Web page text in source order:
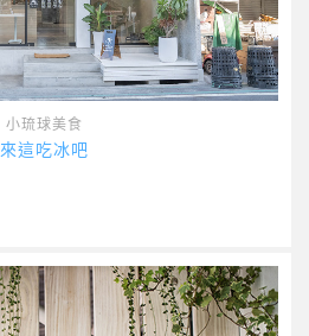
小琉球美食
來這吃冰吧